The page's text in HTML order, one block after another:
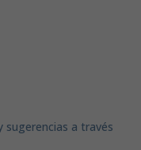
sugerencias a través